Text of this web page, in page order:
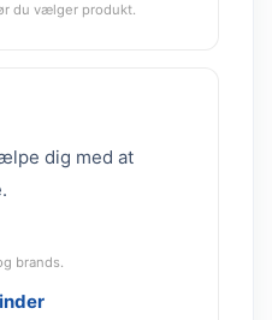
du vælger produkt.
dig med at
brands.